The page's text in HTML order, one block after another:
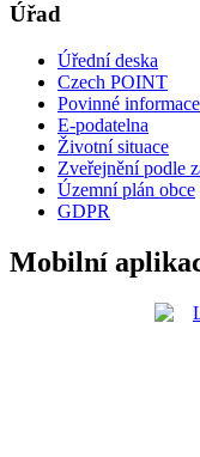
Úřad
Úřední deska
Czech POINT
Povinné informace
E-podatelna
Životní situace
Zveřejnění podle
Územní plán obce
GDPR
Mobilní